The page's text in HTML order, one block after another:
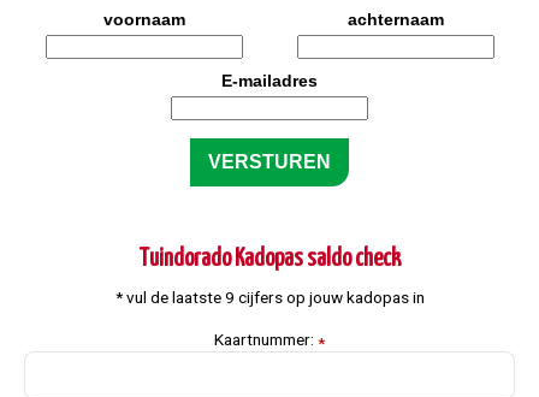
voornaam
achternaam
E-mailadres
Tuindorado Kadopas saldo check
* vul de laatste 9 cijfers op jouw kadopas in
Kaartnummer: *